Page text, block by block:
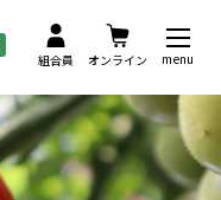
組合員 オンライン menu